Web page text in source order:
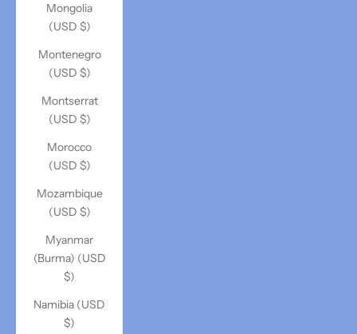
Mongolia
(USD $)
Montenegro
(USD $)
Montserrat
(USD $)
Morocco
(USD $)
Mozambique
(USD $)
Myanmar
(Burma) (USD
$)
Namibia (USD
$)